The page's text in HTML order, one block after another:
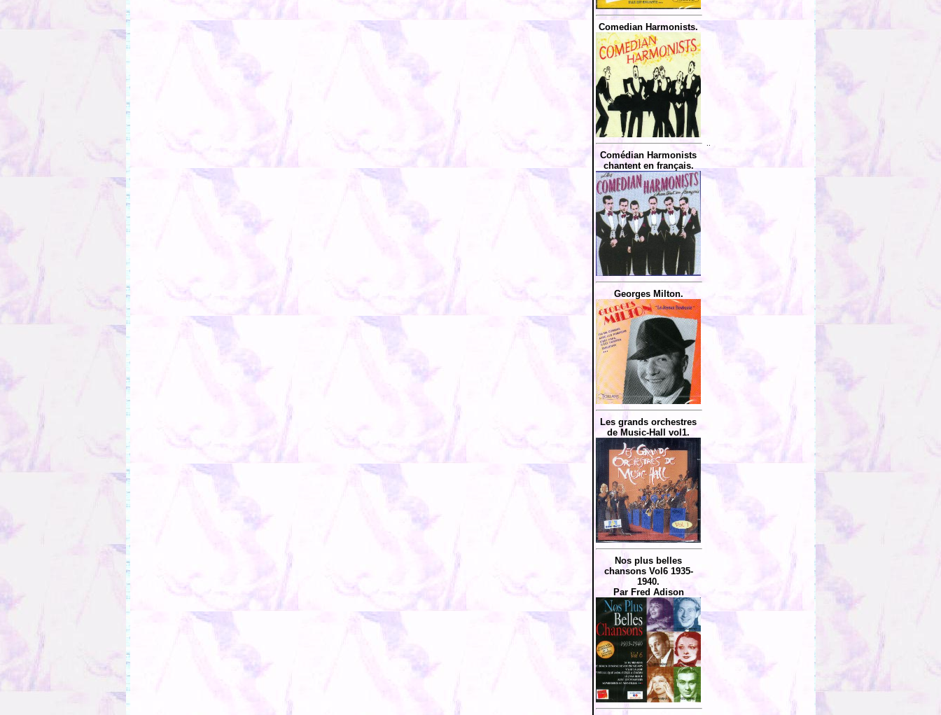
Comedian Harmonists.
Comédian Harmonists
chantent en français.
Georges Milton.
Les grands orchestres
de Music-Hall vol1.
Nos plus belles
chansons Vol6 1935-
1940.
Par Fred Adison